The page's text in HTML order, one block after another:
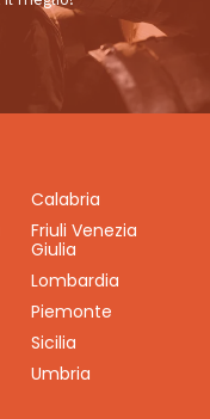
Calabria
Friuli Venezia
Giulia
Lombardia
Piemonte
Sicilia
Umbria